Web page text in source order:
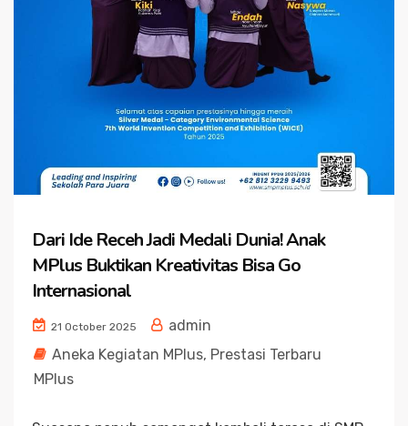
Dari Ide Receh Jadi Medali Dunia! Anak
MPlus Buktikan Kreativitas Bisa Go
Internasional
21 October 2025
admin
Aneka Kegiatan MPlus, Prestasi Terbaru
MPlus